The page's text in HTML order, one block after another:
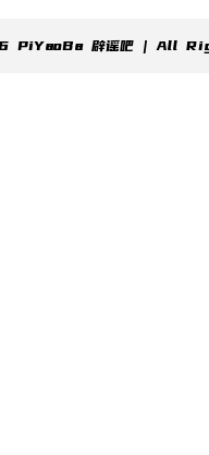
PiYaoBa 辟谣吧 | All